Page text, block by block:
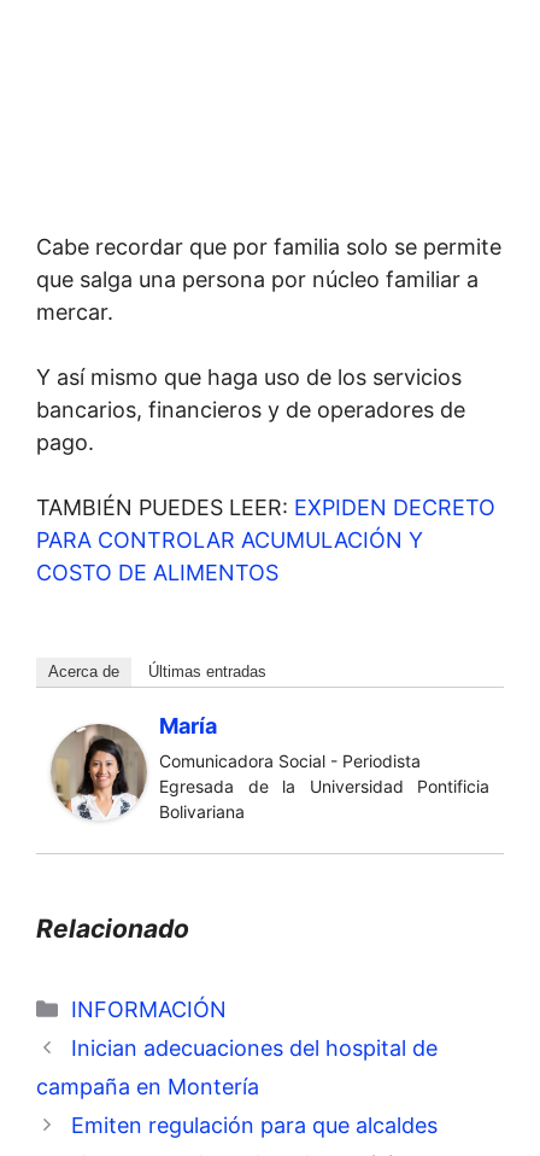
Cabe recordar que por familia solo se permite
que salga una persona por núcleo familiar a
mercar.
Y así mismo que haga uso de los servicios
bancarios, financieros y de operadores de
pago.
TAMBIÉN PUEDES LEER: EXPIDEN DECRETO
PARA CONTROLAR ACUMULACIÓN Y
COSTO DE ALIMENTOS
Acerca de Últimas entradas
María
Comunicadora Social - Periodista
Egresada de la Universidad Pontificia
Bolivariana
Relacionado
Categorías
INFORMACIÓN
Inician adecuaciones del hospital de
campaña en Montería
Emiten regulación para que alcaldes